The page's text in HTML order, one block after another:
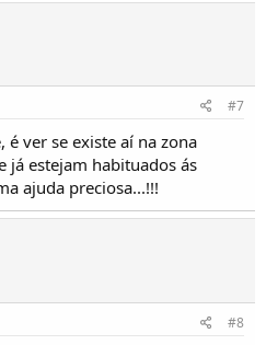
#7
é ver se existe aí na zona
já estejam habituados ás
ajuda preciosa...!!!
#8